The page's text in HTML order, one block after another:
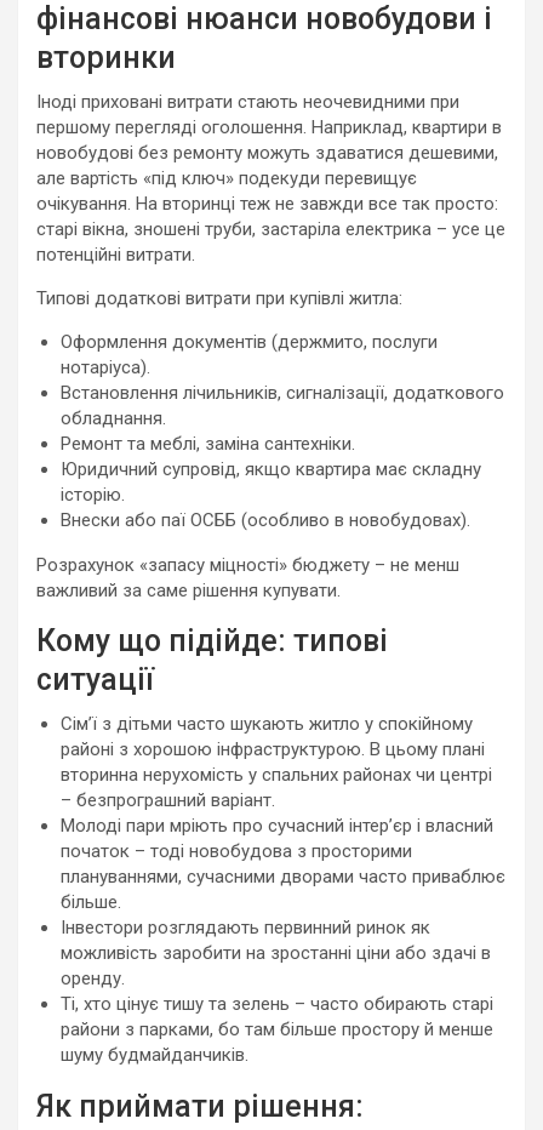
фінансові нюанси новобудови і
вторинки
Іноді приховані витрати стають неочевидними при
першому перегляді оголошення. Наприклад, квартири в
новобудові без ремонту можуть здаватися дешевими,
але вартість «під ключ» подекуди перевищує
очікування. На вторинці теж не завжди все так просто:
старі вікна, зношені труби, застаріла електрика – усе це
потенційні витрати.
Типові додаткові витрати при купівлі житла:
Оформлення документів (держмито, послуги
нотаріуса).
Встановлення лічильників, сигналізації, додаткового
обладнання.
Ремонт та меблі, заміна сантехніки.
Юридичний супровід, якщо квартира має складну
історію.
Внески або паї ОСББ (особливо в новобудовах).
Розрахунок «запасу міцності» бюджету – не менш
важливий за саме рішення купувати.
Кому що підійде: типові
ситуації
Сім’ї з дітьми часто шукають житло у спокійному
районі з хорошою інфраструктурою. В цьому плані
вторинна нерухомість у спальних районах чи центрі
– безпрограшний варіант.
Молоді пари мріють про сучасний інтер’єр і власний
початок – тоді новобудова з просторими
плануваннями, сучасними дворами часто приваблює
більше.
Інвестори розглядають первинний ринок як
можливість заробити на зростанні ціни або здачі в
оренду.
Ті, хто цінує тишу та зелень – часто обирають старі
райони з парками, бо там більше простору й менше
шуму будмайданчиків.
Як приймати рішення: